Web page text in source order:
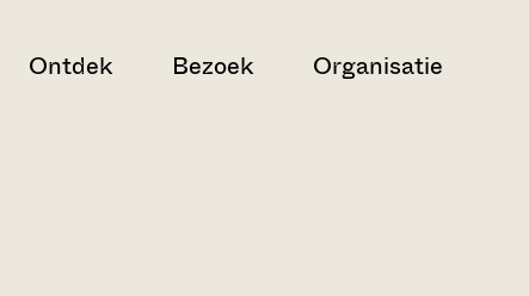
Ontdek Bezoek Organisatie